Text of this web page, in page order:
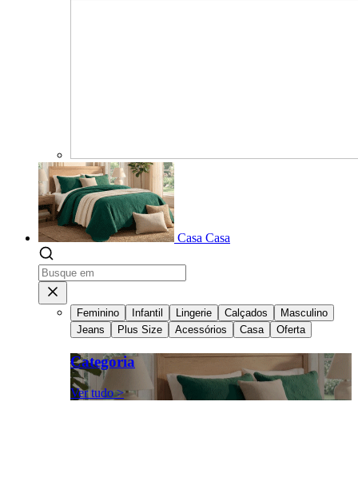
Casa Casa
Feminino Infantil Lingerie Calçados
Masculino
Jeans
Plus Size Acessórios Casa Oferta
Categoria
Ver tudo >